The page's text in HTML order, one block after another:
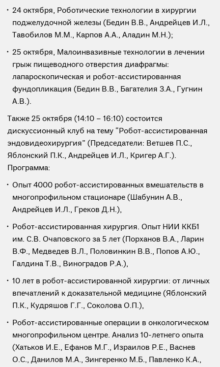
24 октября, Роботические технологии в хирургии
поджелудочной железы (Бедин В.В., Андрейцев И.Л.,
Тавобилов М.М., Карпов А.А., Аладин М.Н.);
25 октября, Малоинвазивные технологии в лечении
грыж пищеводного отверстия диафрагмы:
лапароскопическая и робот-ассистированная
фундопликация (Бедин В.В., Багателия З.А., Гугнин
А.В.).
Также 25 октября (14:10 – 16:10) состоится
дискуссионный клуб на тему “Робот-ассистированная
эндовидеохирургия” (Председатели: Ветшев П.С.,
Яблонский П.К., Андрейцев И.Л., Кригер А.Г.).
Программа:
Опыт 4000 робот-ассистированных вмешательств в
многопрофильном стационаре (Шабунин А.В.,
Андрейцев И.Л., Греков Д.Н.),
Робот-ассистированная хирургия. Опыт НИИ ККБ1
им. С.В. Очаповского за 5 лет (Порханов В.А., Ларин
В.Ф., Медведев В.Л., Половинкин В.В., Попов А.Ю.,
Галдина Т.В., Виноградов Р.А.),
10 лет в робот-ассистированной хирургии: от личных
впечатлений к доказательной медицине (Яблонский
П.К., Кудряшов Г.Г., Соколова О.П.),
Робот-ассистированные операции в онкологическом
многопрофильном центре. Анализ 10-летнего опыта
(Хатьков И.Е., Ефанов М.Г., Израилов Р.Е., Васнев
О.С., Данилов М.А., Зингеренко М.Б., Павленко К.А.,